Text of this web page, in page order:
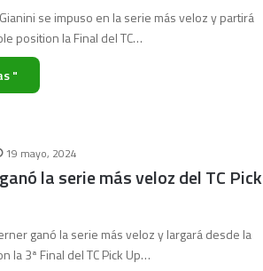
se impuso en la serie más veloz y partirá
position la Final del TC…
"
19 mayo, 2024
la serie más veloz del TC Pick
ganó la serie más veloz y largará desde la
la 3ª Final del TC Pick Up…